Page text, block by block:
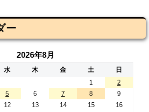
ー
2026年8月
水 木 金 土
日
1
2
5 6 7 8
9
12 13 14 15
16